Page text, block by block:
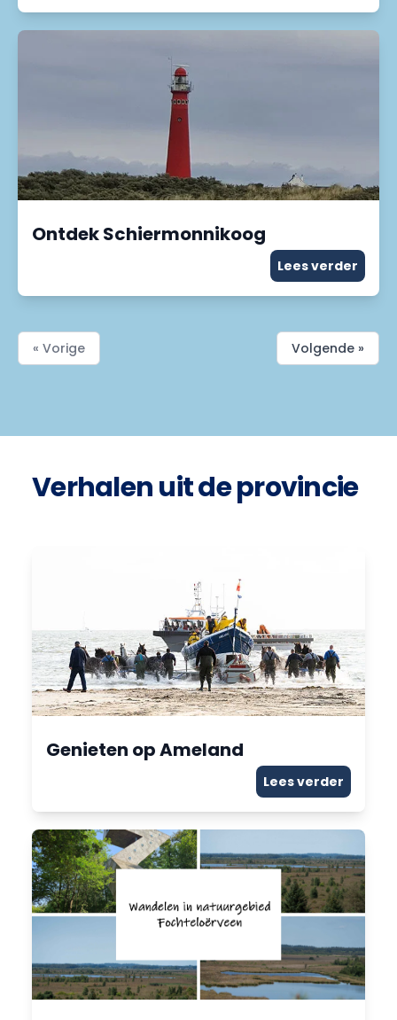
Ontdek Schiermonnikoog
Lees verder
« Vorige Volgende »
Verhalen uit de provincie
Genieten op Ameland
Lees verder